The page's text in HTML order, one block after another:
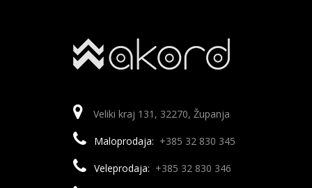
Veliki kraj 131, 32270, Županja
Maloprodaja: +385 32 830 345
Veleprodaja: +385 32 830 346